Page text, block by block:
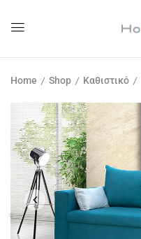
Home Shop Καθιστικό